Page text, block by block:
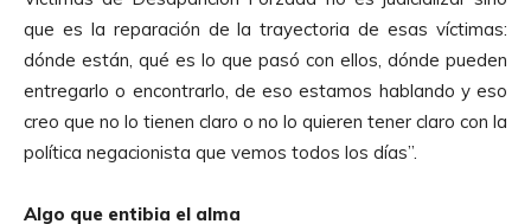
d
e
A
u
d
i
que es la reparación de la trayectoria de esas víctimas:
dónde están, qué es lo que pasó con ellos, dónde pueden
entregarlo o encontrarlo, de eso estamos hablando y eso
creo que no lo tienen claro o no lo quieren tener claro con la
política negacionista que vemos todos los días”.
Algo que entibia el alma